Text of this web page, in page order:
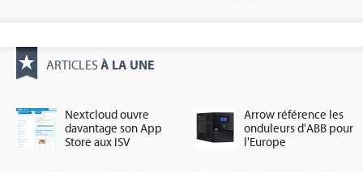
ARTICLES À LA UNE
Nextcloud ouvre
davantage son App
Store aux ISV
Arrow référence les
onduleurs d'ABB pour
l'Europe